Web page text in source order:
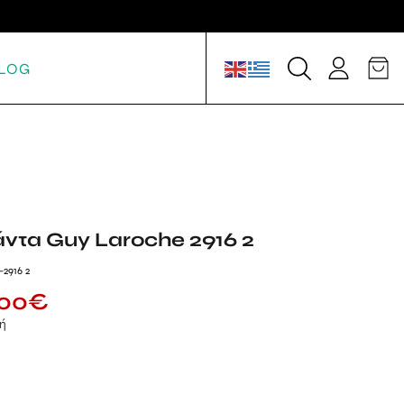
Guy Laroche 2916 2
2
€